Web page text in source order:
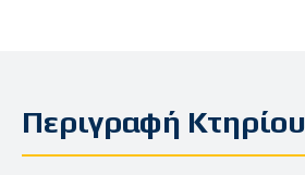
Περιγραφή Κτηρίου